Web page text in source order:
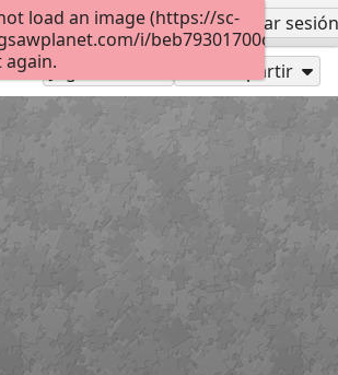
Regístrate Iniciar sesión
35Jugar como Compartir
load an image (https://sc-
i/